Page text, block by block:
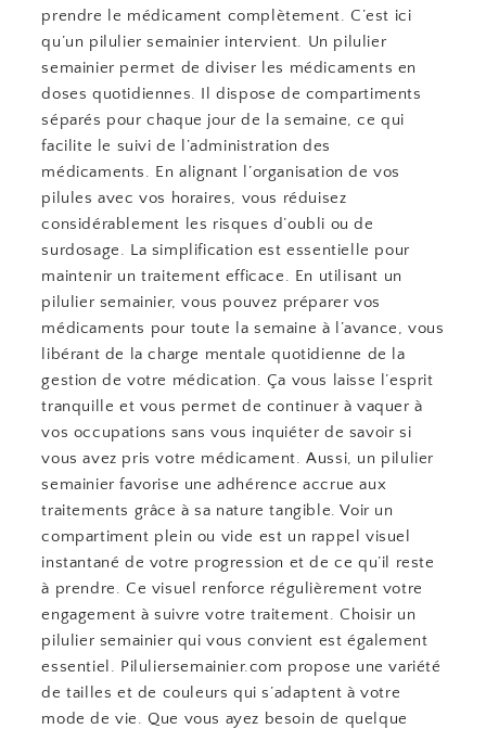
prendre le médicament complètement. C’est ici
qu’un pilulier semainier intervient. Un pilulier
semainier permet de diviser les médicaments en
doses quotidiennes. Il dispose de compartiments
séparés pour chaque jour de la semaine, ce qui
facilite le suivi de l’administration des
médicaments. En alignant l’organisation de vos
pilules avec vos horaires, vous réduisez
considérablement les risques d’oubli ou de
surdosage. La simplification est essentielle pour
maintenir un traitement efficace. En utilisant un
pilulier semainier, vous pouvez préparer vos
médicaments pour toute la semaine à l’avance, vous
libérant de la charge mentale quotidienne de la
gestion de votre médication. Ça vous laisse l’esprit
tranquille et vous permet de continuer à vaquer à
vos occupations sans vous inquiéter de savoir si
vous avez pris votre médicament. Aussi, un pilulier
semainier favorise une adhérence accrue aux
traitements grâce à sa nature tangible. Voir un
compartiment plein ou vide est un rappel visuel
instantané de votre progression et de ce qu’il reste
à prendre. Ce visuel renforce régulièrement votre
engagement à suivre votre traitement. Choisir un
pilulier semainier qui vous convient est également
essentiel. Piluliersemainier.com propose une variété
de tailles et de couleurs qui s’adaptent à votre
mode de vie. Que vous ayez besoin de quelque